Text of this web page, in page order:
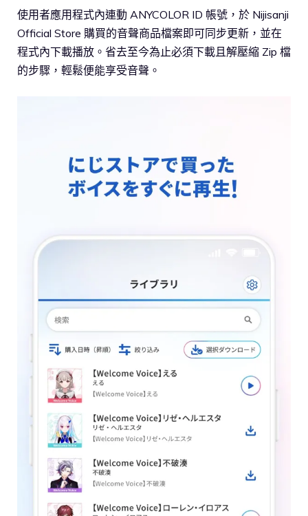
使用者應用程式內連動 ANYCOLOR ID 帳號，於 Nijisanji
Official Store 購買的音聲商品檔案即可同步更新，並在
程式內下載播放。省去至今為止必須下載且解壓縮 Zip 檔
的步驟，輕鬆便能享受音聲。